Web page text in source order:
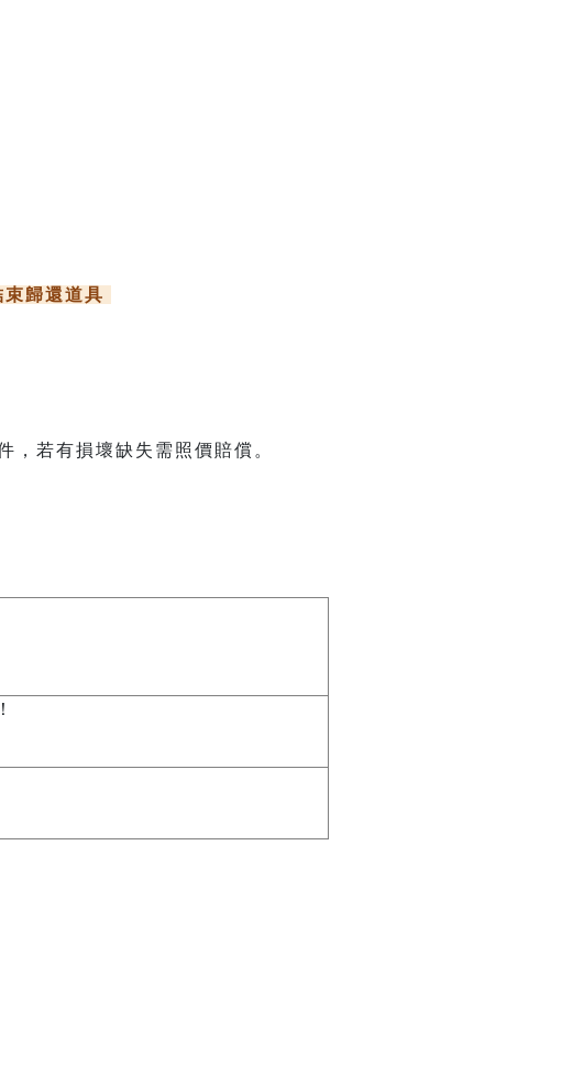
束歸還道具
，若有損壞缺失需照價賠償。